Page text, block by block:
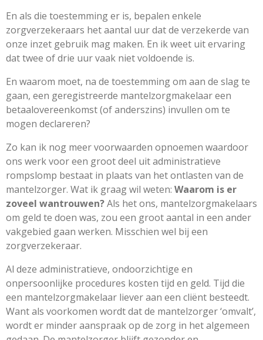
En als die toestemming er is, bepalen enkele
zorgverzekeraars het aantal uur dat de verzekerde van
onze inzet gebruik mag maken. En ik weet uit ervaring
dat twee of drie uur vaak niet voldoende is.
En waarom moet, na de toestemming om aan de slag te
gaan, een geregistreerde mantelzorgmakelaar een
betaalovereenkomst (of anderszins) invullen om te
mogen declareren?
Zo kan ik nog meer voorwaarden opnoemen waardoor
ons werk voor een groot deel uit administratieve
rompslomp bestaat in plaats van het ontlasten van de
mantelzorger. Wat ik graag wil weten: Waarom is er
zoveel wantrouwen?Als het ons, mantelzorgmakelaars
om geld te doen was, zou een groot aantal in een ander
vakgebied gaan werken. Misschien wel bij een
zorgverzekeraar.
Al deze administratieve, ondoorzichtige en
onpersoonlijke procedures kosten tijd en geld. Tijd die
een mantelzorgmakelaar liever aan een cliënt besteedt.
Want als voorkomen wordt dat de mantelzorger ‘omvalt’,
wordt er minder aanspraak op de zorg in het algemeen